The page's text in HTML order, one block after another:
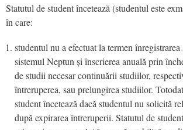
Statutul de student încetează (studentul este
în care:
studentul nu a efectuat la termen înregistrarea
sistemul Neptun și înscrierea anuală prin
de studii necesar continuării studiilor,
întreruperea, sau prelungirea studiilor.
student încetează dacă studentul nu solicită
după expirarea întreruperii. Statutul de